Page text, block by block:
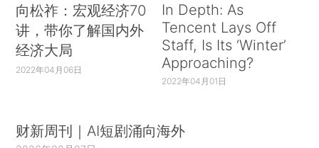
向松祚：宏观经济70
讲，带你了解国内外
经济大局
2022年04月06日
In Depth: As
Tencent Lays Off
Staff, Is Its ‘Winter’
Approaching?
2022年04月01日
财新周刊｜AI短剧涌向海外